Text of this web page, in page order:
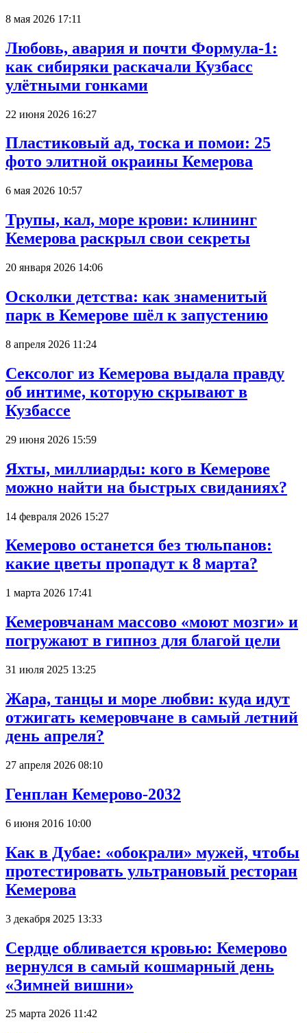
8 мая 2026 17:11
Любовь, авария и почти Формула-1:
как сибиряки раскачали Кузбасс
улётными гонками
22 июня 2026 16:27
Пластиковый ад, тоска и помои: 25
фото элитной окраины Кемерова
6 мая 2026 10:57
Трупы, кал, море крови: клининг
Кемерова раскрыл свои секреты
20 января 2026 14:06
Осколки детства: как знаменитый
парк в Кемерове шёл к запустению
8 апреля 2026 11:24
Сексолог из Кемерова выдала правду
об интиме, которую скрывают в
Кузбассе
29 июня 2026 15:59
Яхты, миллиарды: кого в Кемерове
можно найти на быстрых свиданиях?
14 февраля 2026 15:27
Кемерово останется без тюльпанов:
какие цветы пропадут к 8 марта?
1 марта 2026 17:41
Кемеровчанам массово «моют мозги» и
погружают в гипноз для благой цели
31 июля 2025 13:25
Жара, танцы и море любви: куда идут
отжигать кемеровчане в самый летний
день апреля?
27 апреля 2026 08:10
Генплан Кемерово-2032
6 июня 2016 10:00
Как в Дубае: «обокрали» мужей, чтобы
протестировать ультрановый ресторан
Кемерова
3 декабря 2025 13:33
Сердце обливается кровью: Кемерово
вернулся в самый кошмарный день
«Зимней вишни»
25 марта 2026 11:42